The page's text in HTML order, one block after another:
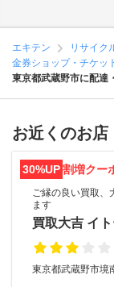
エキテン
リサイク
金券ショップ・チケッ
東京都武蔵野市に配達
お近くのお店
30%UP割増クー
ご縁の良い買取、
ます
買取大吉 イ
東京都武蔵野市